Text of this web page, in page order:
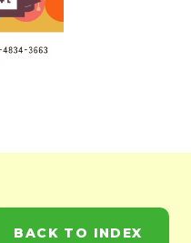
BACK TO INDEX